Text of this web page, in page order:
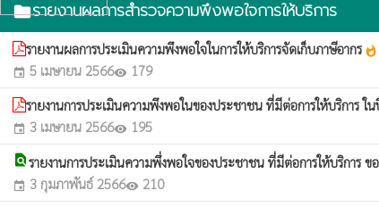
folderรายงานผลการสำรวจความพึงพอใจการให้บริการ
รายงานผลการประเมินความพึงพอใจในการให้บริการจัดเก็บภาษีอากรwhatshot
event 5 เมษายน 2566visibility 179
รายงานการประเมินความพึงพอในของประชาชน ที่มีต่อการให้บริการ
event 3 เมษายน 2566visibility 195
find_in_pageรายงานการประเมินความพึ่งพอใจของประชาชน ที่มีต่อการให้บริการ
event 3 กุมภาพันธ์ 2566visibility 210